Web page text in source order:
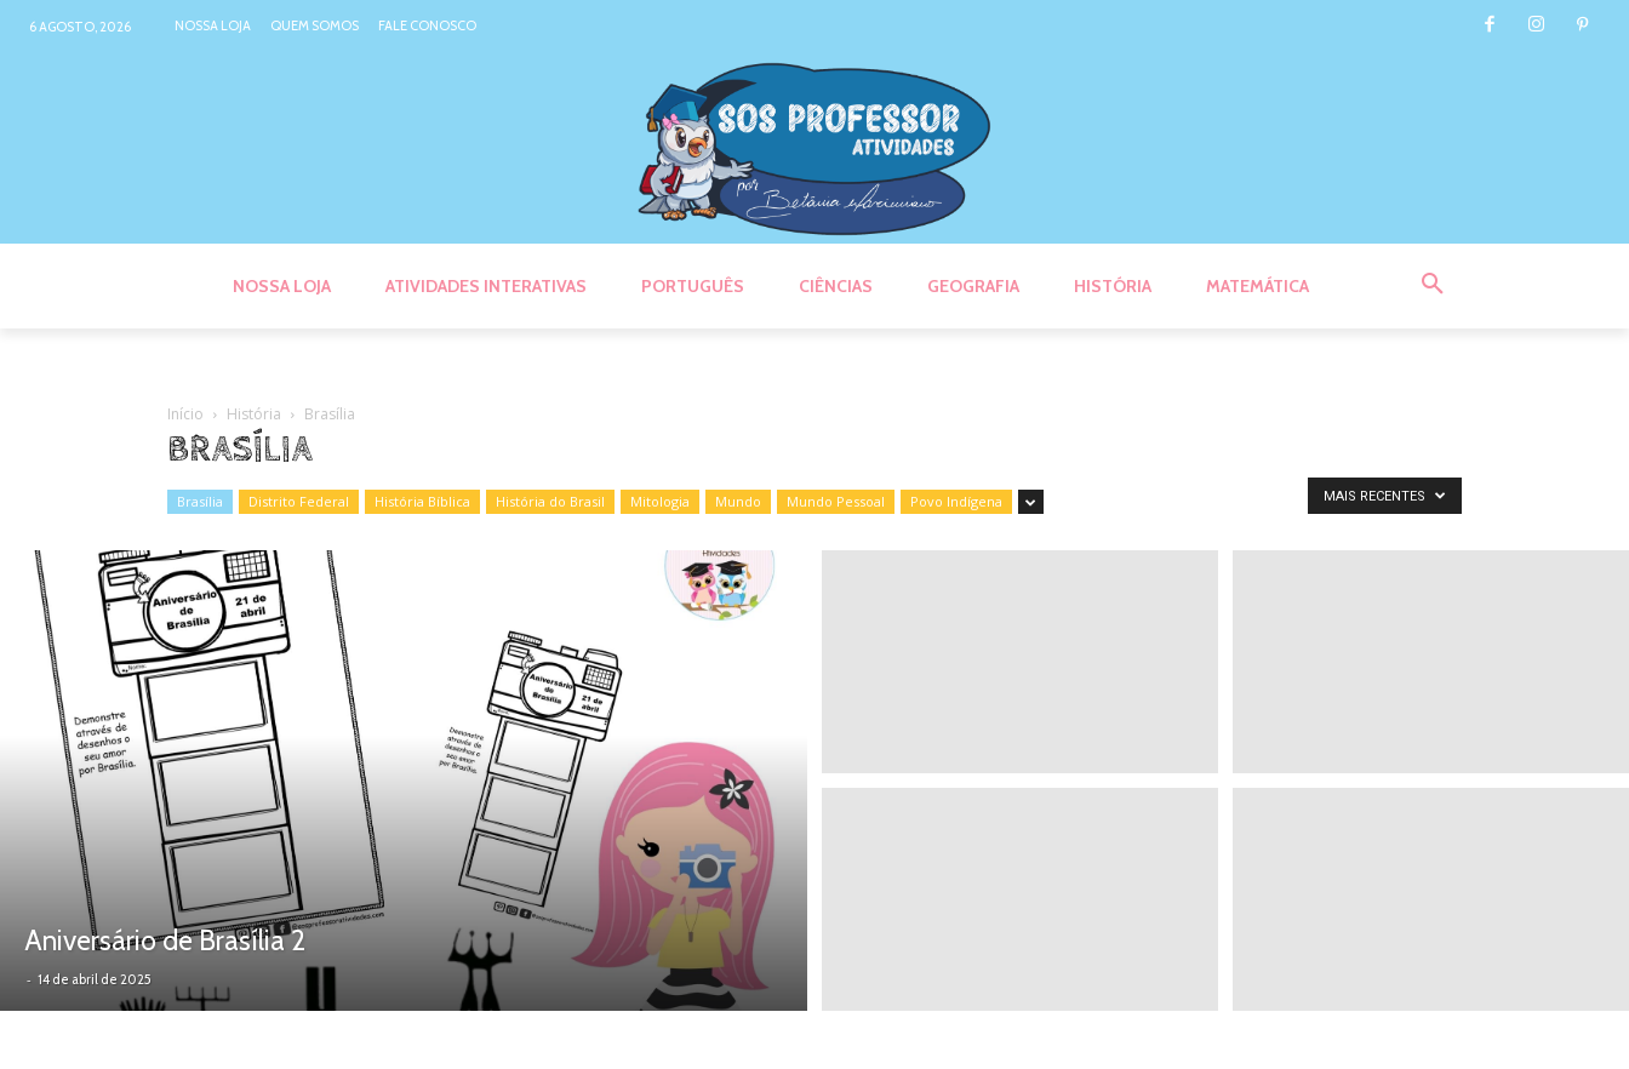
6 AGOSTO, 2026 NOSSA LOJA QUEM SOMOS FALE CONOSCO
NOSSA LOJA ATIVIDADES INTERATIVAS PORTUGUÊS CIÊNCIAS GEOGRAFIA HISTÓRIA MATEMÁTICA
Início História Brasília
BRASÍLIA
Brasília Distrito Federal História Bíblica História do Brasil Mitologia Mundo Mundo Pessoal Povo Indígena MAIS RECENTES
Aniversário de Brasília 2
- 14 de abril de 2025